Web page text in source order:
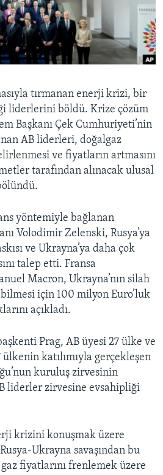
tırmanan enerji krizi, bir
liderlerini böldü. Krize çözüm
Başkanı Çek Cumhuriyeti’nin
AB liderleri, doğalgaz
ve fiyatların artmasını
tarafından alınacak ulusal
yöntemiyle bağlanan
Volodimir Zelenski, Rusya’ya
ve Ukrayna’ya daha çok
talep etti. Fransa
Macron, Ukrayna’nın silah
için 100 milyon Euro’luk
açıkladı.
Prag, AB üyesi 27 ülke ve
katılımıyla gerçekleşen
kuruluş zirvesinin
liderler zirvesine evsahipliği
krizini konuşmak üzere
Ukrayna savaşından bu
fiyatlarını frenlemek üzere